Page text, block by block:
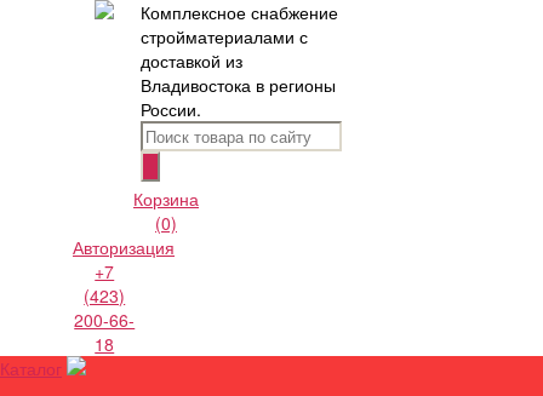
Комплексное снабжение
стройматериалами с
доставкой из
Владивостока в регионы
России.
Корзина
(0)
Авторизация
+7
(423)
200-66-
18
Каталог